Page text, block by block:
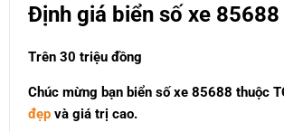
Định giá biển số xe 85688
Trên 30 triệu đồng
Chúc mừng bạn biển số xe 85688 thuộc
đẹp và giá trị cao.